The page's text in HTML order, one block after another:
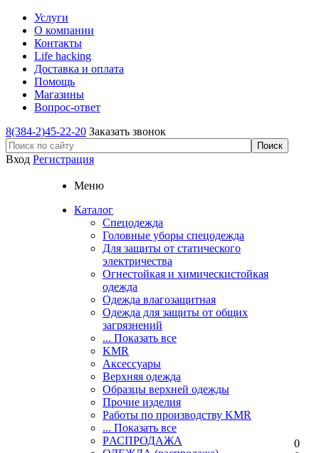
Услуги
О компании
Контакты
Life hacking
Доставка и оплата
Помощь
Магазины
Вопрос-ответ
8(384-2)45-22-20 Заказать звонок
Вход Регистрация
Меню
Каталог
Спецодежда
Головные уборы спецодежда
Для защиты от статического
электричества
Огнестойкая и химическистойкая
одежда
Одежда влагозащитная
Одежда для защиты от общих
загрязнений
... Показать все
KMR
Аксессуары
Верхняя одежда
Образцы верхней одежды
Прочие изделия
Работы по производству KMR
... Показать все
PАСПРОДАЖА
0